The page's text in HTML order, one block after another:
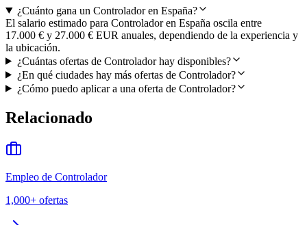
¿Cuánto gana un Controlador en España?
El salario estimado para Controlador en España oscila entre
17.000 € y 27.000 € EUR anuales, dependiendo de la experiencia y
la ubicación.
¿Cuántas ofertas de Controlador hay disponibles?
¿En qué ciudades hay más ofertas de Controlador?
¿Cómo puedo aplicar a una oferta de Controlador?
Relacionado
Empleo de Controlador
1,000+ ofertas